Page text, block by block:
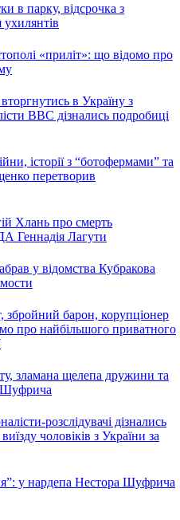
в парку, відсрочка з
«приліт»: що відомо про
в Україну з
ВВС дізнались подробиці
історії з “ботофермами” та
перетворив
Хлань про смерть
Геннадія Лагути
у відомства Кубракова
барон, корупціонер
про найбільшого приватного
зламана щелепа дружини та
Шуфрича
розслідувачі дізнались
чоловіків з України за
у нардепа Нестора Шуфрича